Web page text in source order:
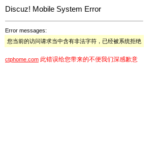
Discuz! Mobile System Error
Error messages:
您当前的访问请求当中含有非法字符，已经被系统拒绝
ctphome.com 此错误给您带来的不便我们深感歉意